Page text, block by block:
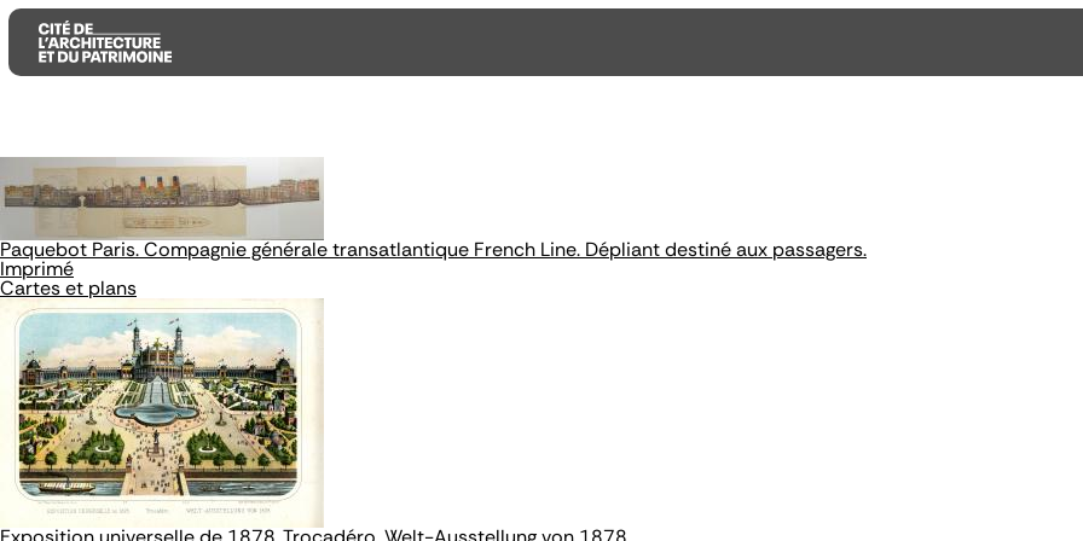
Aller
au
principal
Aller
au
principal
Aller
à
recherche
Paquebot Paris. Compagnie générale transatlantique French Line. Dépliant destiné aux passagers.
Imprimé
Cartes et plans